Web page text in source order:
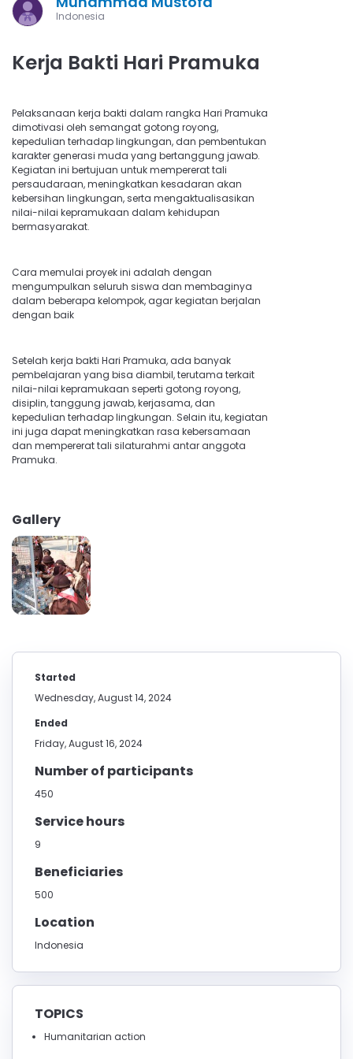
Indonesia
Kerja Bakti Hari Pramuka
Pelaksanaan kerja bakti dalam rangka Hari Pramuka
dimotivasi oleh semangat gotong royong,
kepedulian terhadap lingkungan, dan pembentukan
karakter generasi muda yang bertanggung jawab.
Kegiatan ini bertujuan untuk mempererat tali
persaudaraan, meningkatkan kesadaran akan
kebersihan lingkungan, serta mengaktualisasikan
nilai-nilai kepramukaan dalam kehidupan
bermasyarakat.
Cara memulai proyek ini adalah dengan
mengumpulkan seluruh siswa dan membaginya
dalam beberapa kelompok, agar kegiatan berjalan
dengan baik
Setelah kerja bakti Hari Pramuka, ada banyak
pembelajaran yang bisa diambil, terutama terkait
nilai-nilai kepramukaan seperti gotong royong,
disiplin, tanggung jawab, kerjasama, dan
kepedulian terhadap lingkungan. Selain itu, kegiatan
ini juga dapat meningkatkan rasa kebersamaan
dan mempererat tali silaturahmi antar anggota
Pramuka.
Gallery
Started
Wednesday, August 14, 2024
Ended
Friday, August 16, 2024
Number of participants
450
Service hours
9
Beneficiaries
500
Location
Indonesia
TOPICS
Humanitarian action